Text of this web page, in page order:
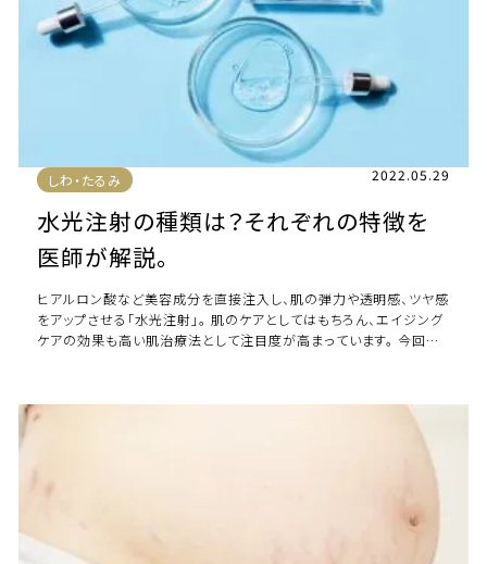
しわ・たるみ 2022.05.29
水光注射の種類は？それぞれの特徴を
医師が解説。
ヒアルロン酸など美容成分を直接注入し、肌の弾力や透明感、ツヤ感
をアップさせる「水光注射」。 肌のケアとしてはもちろん、エイジング
ケアの効果も高い肌治療法として注目度が高まっています。 今回は